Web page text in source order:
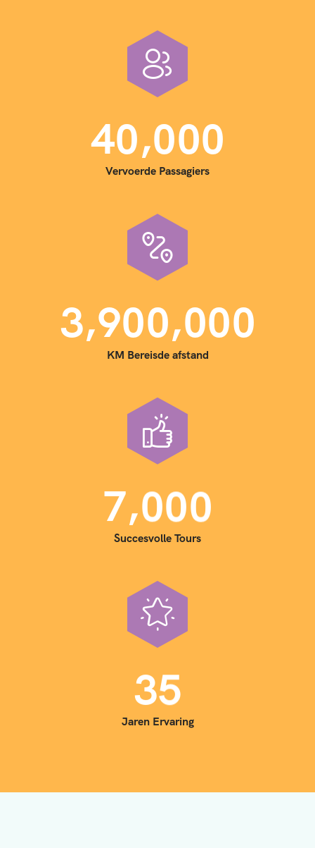
40,000
Vervoerde Passagiers
3,900,000
KM Bereisde afstand
7,000
Succesvolle Tours
35
Jaren Ervaring